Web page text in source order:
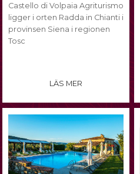
Castello di Volpaia Agriturismo
ligger i orten Radda in Chianti i
provinsen Siena i regionen
Tosc
LÄS MER